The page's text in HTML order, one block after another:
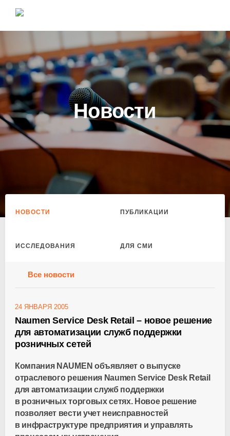
Новости
НОВОСТИ ПУБЛИКАЦИИ
ИССЛЕДОВАНИЯ ДЛЯ СМИ
Все новости
24 ЯНВАРЯ 2005
Naumen Service Desk Retail – новое решение
для автоматизации служб поддержки
розничных сетей
Компания NAUMEN объявляет о выпуске
отраслевого решения Naumen Service Desk Retail
для автоматизации служб поддержки
в розничных торговых сетях. Новое решение
позволяет вести учет неисправностей
в инфраструктуре предприятия и управлять